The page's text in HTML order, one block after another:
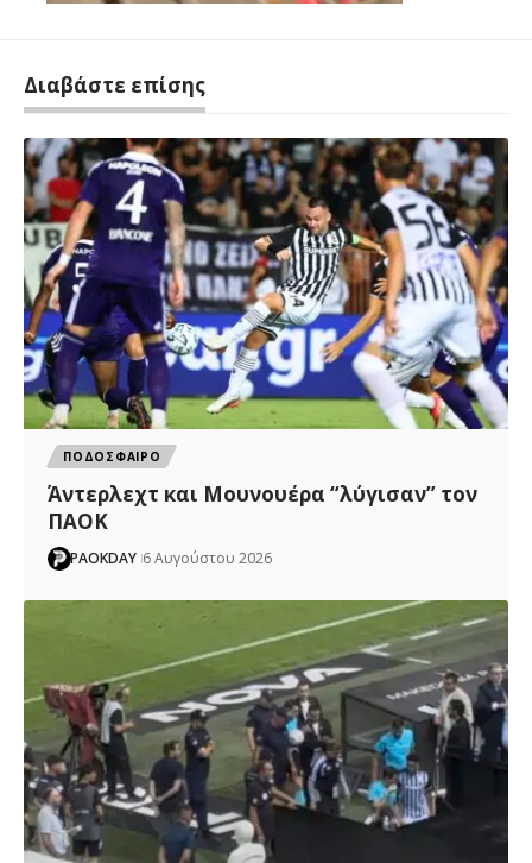
Διαβάστε επίσης
ΠΟΔΟΣΦΑΙΡΟ
Άντερλεχτ και Μουνουέρα “λύγισαν” τον
ΠΑΟΚ
PAOKDAY 6 Αυγούστου 2026